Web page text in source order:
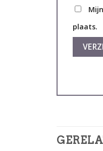
plaats.